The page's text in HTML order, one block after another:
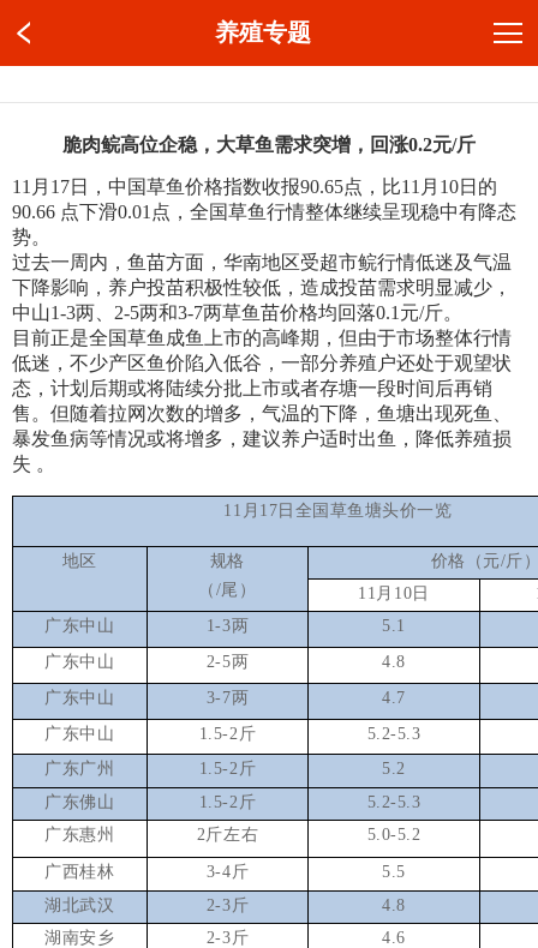
养殖专题
脆肉鲩高位企稳，大草鱼需求突增，回涨0.2元/斤
11月17日，中国草鱼价格指数收报90.65点，比11月10日的
90.66 点下滑0.01点，全国草鱼行情整体继续呈现稳中有降态
势。
过去一周内，鱼苗方面，华南地区受超市鲩行情低迷及气温
下降影响，养户投苗积极性较低，造成投苗需求明显减少，
中山1-3两、2-5两和3-7两草鱼苗价格均回落0.1元/斤。
目前正是全国草鱼成鱼上市的高峰期，但由于市场整体行情
低迷，不少产区鱼价陷入低谷，一部分养殖户还处于观望状
态，计划后期或将陆续分批上市或者存塘一段时间后再销
售。但随着拉网次数的增多，气温的下降，鱼塘出现死鱼、
暴发鱼病等情况或将增多，建议养户适时出鱼，降低养殖损
失 。
11 月17日全国草鱼塘头价一览
地区
规格
（/尾）
价格（元/斤
11 月10日
广东中山
1-3两
5.1
广东中山
2-5两
4.8
广东中山
3-7两
4.7
广东中山
1.5-2斤
5.2-5.3
广东广州
1.5-2 斤
5.2
广东佛山
1.5-2 斤
5.2-5.3
广东惠州
2斤左右 5.0-5.2
广西桂林 3-4斤
5.5
湖北武汉
2-3 斤
4.8
湖南安乡
2-3斤
4.6